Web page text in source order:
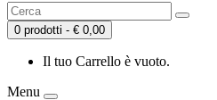
0 prodotti - € 0,00
Il tuo Carrello è vuoto.
Menu